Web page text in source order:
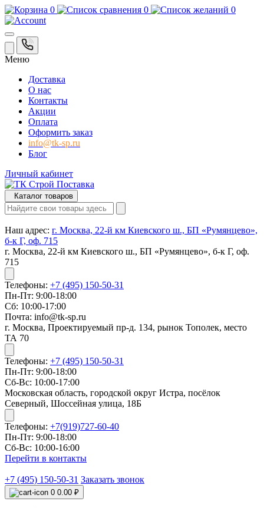
0 0 0
Меню
Доставка
О нас
Контакты
Акции
Оплата
Оформить заказ
info@tk-sp.ru
Блог
Личный кабинет
Каталог товаров
Наш адрес: г. Москва, 22-й км Киевского ш., БП «Румянцево»,
б-к Г, оф. 715
г. Москва, 22-й км Киевского ш., БП «Румянцево», б-к Г, оф.
715
Телефоны: +7 (495) 150-50-31
Пн-Пт: 9:00-18:00
Сб: 10:00-17:00
Почта: info@tk-sp.ru
г. Москва, Проектируемый пр-д. 134, рынок Тополек, место
ТА 70
Телефоны: +7 (495) 150-50-31
Пн-Пт: 9:00-18:00
Сб-Вс: 10:00-17:00
Московская область, городской округ Истра, посёлок
Северный, Шоссейная улица, 18Б
Телефоны: +7(919)727-60-40
Пн-Пт: 9:00-18:00
Сб-Вс: 10:00-16:00
Перейти в контакты
+7 (495) 150-50-31 Заказать звонок
0 0.00 ₽